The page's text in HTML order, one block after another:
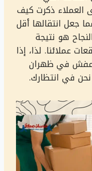
العملاء ذكرت كيف
جعل انتقالها أقل
هو نتيجة
عملائنا. لذا، إذا
عفش في ظهران
نحن في انتظارك.